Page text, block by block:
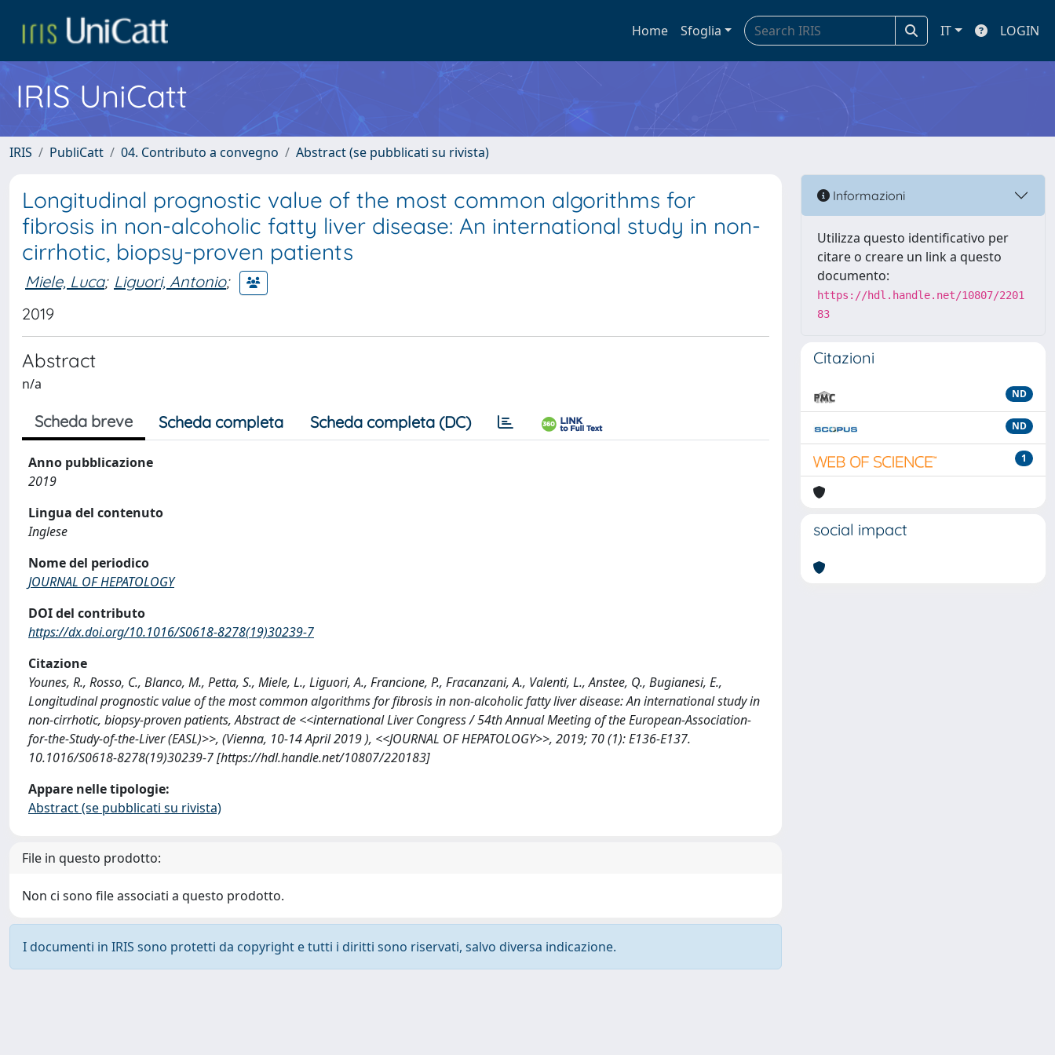
Home Sfoglia IT LOGIN
IRIS UniCatt
IRIS PubliCatt 04. Contributo a convegno Abstract (se pubblicati su rivista)
Longitudinal prognostic value of the most common algorithms for
fibrosis in non-alcoholic fatty liver disease: An international study in non-
cirrhotic, biopsy-proven patients
Miele, Luca; Liguori, Antonio;
2019
Abstract
n/a
Scheda breve Scheda completa Scheda completa (DC)
Anno pubblicazione
2019
Lingua del contenuto
Inglese
Nome del periodico
JOURNAL OF HEPATOLOGY
DOI del contributo
https://dx.doi.org/10.1016/S0618-8278(19)30239-7
Citazione
Younes, R., Rosso, C., Blanco, M., Petta, S., Miele, L., Liguori, A., Francione, P., Fracanzani, A., Valenti, L., Anstee, Q., Bugianesi, E.,
Longitudinal prognostic value of the most common algorithms for fibrosis in non-alcoholic fatty liver disease: An international study in
non-cirrhotic, biopsy-proven patients, Abstract de <<international Liver Congress / 54th Annual Meeting of the European-Association-
for-the-Study-of-the-Liver (EASL)>>, (Vienna, 10-14 April 2019 ), <<JOURNAL OF HEPATOLOGY>>, 2019; 70 (1): E136-E137.
10.1016/S0618-8278(19)30239-7 [https://hdl.handle.net/10807/220183]
Appare nelle tipologie:
Abstract (se pubblicati su rivista)
File in questo prodotto:
Non ci sono file associati a questo prodotto.
I documenti in IRIS sono protetti da copyright e tutti i diritti sono riservati, salvo diversa indicazione.
Informazioni
Utilizza questo identificativo per
citare o creare un link a questo
documento:
https://hdl.handle.net/10807/2201
83
Citazioni
ND
ND
1
social impact